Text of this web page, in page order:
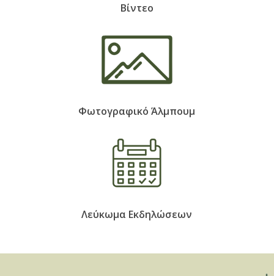
Βίντεο
Φωτογραφικό Άλμπουμ
Λεύκωμα Εκδηλώσεων